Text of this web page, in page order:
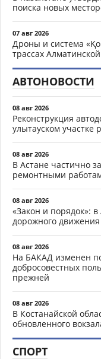
поиска новых
07 авг 2026
Дроны и система
трассах
АВТОНОВОСТИ
08 авг 2026
Реконструкция
улытауском участке
08 авг 2026
В Астане частично
ремонтными
08 авг 2026
«Закон и порядок»:
дорожного
08 авг 2026
На БАКАД изменен
добросовестных
прежней
08 авг 2026
В Костанайской
обновленного
СПОРТ